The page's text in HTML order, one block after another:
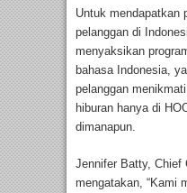
Untuk mendapatkan
pelanggan di
menyaksikan
bahasa Indonesia,
pelanggan
hiburan hanya di
dimanapun.
Jennifer Batty, Chief
mengatakan, “Kami